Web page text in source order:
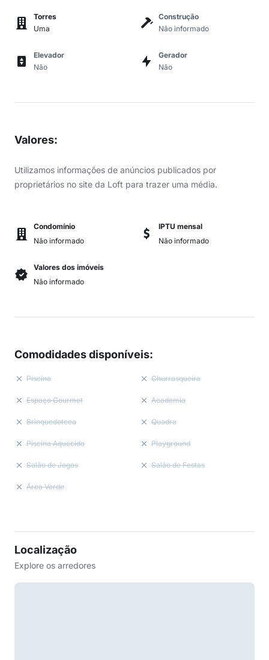
Torres
Uma
Construção
Não informado
Elevador
Não
Gerador
Não
Valores:
Utilizamos informações de anúncios publicados por
proprietários no site da Loft para trazer uma média.
Condomínio
Não informado
IPTU mensal
Não informado
Valores dos imóveis
Não informado
Comodidades disponíveis:
Piscina Churrasqueira
Espaço Gourmet Academia
Brinquedoteca Quadra
Piscina Aquecida Playground
Salão de Jogos Salão de Festas
Área Verde
Localização
Explore os arredores